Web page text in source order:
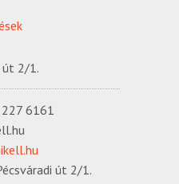
út 2/1.
6161
út 2/1.